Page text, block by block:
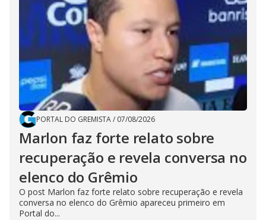
PORTAL DO GREMISTA/ 07/08/2026
Marlon faz forte relato sobre
recuperação e revela conversa no
elenco do Grêmio
O post Marlon faz forte relato sobre recuperação e revela
conversa no elenco do Grêmio apareceu primeiro em
Portal do...